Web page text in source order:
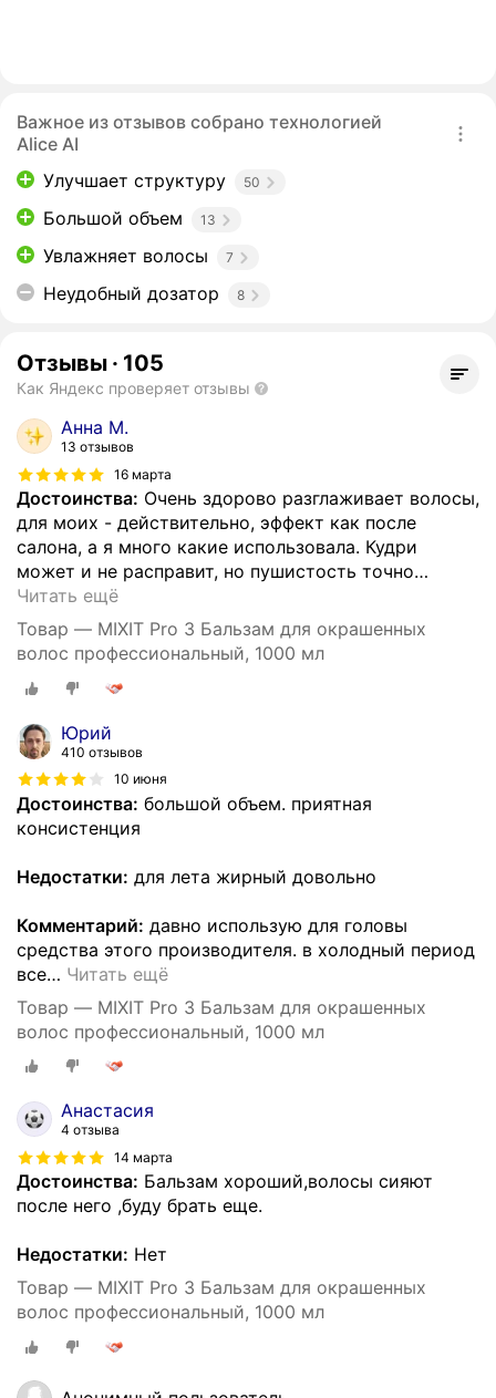
Важное из отзывов собрано технологией
Alice AI
Улучшает структуру
50
Большой объем 13
Увлажняет волосы 7
Неудобный дозатор 8
Отзывы · 105
Как Яндекс проверяет отзывы
Анна М.
13 отзывов
16 марта
Достоинства: Очень здорово разглаживает волосы,
для моих - действительно, эффект как после
салона, а я много какие использовала. Кудри
может и не расправит, но пушистость точно…
Читать ещё
Товар — MIXIT Pro 3 Бальзам для окрашенных
волос профессиональный, 1000 мл
Юрий
410 отзывов
10 июня
Достоинства: большой объем. приятная
консистенция
Недостатки: для лета жирный довольно
Комментарий: давно использую для головы
средства этого производителя. в холодный период
все… Читать ещё
Товар — MIXIT Pro 3 Бальзам для окрашенных
волос профессиональный, 1000 мл
Анастасия
4 отзыва
14 марта
Достоинства: Бальзам хороший,волосы сияют
после него ,буду брать еще.
Недостатки: Нет
Товар — MIXIT Pro 3 Бальзам для окрашенных
волос профессиональный, 1000 мл